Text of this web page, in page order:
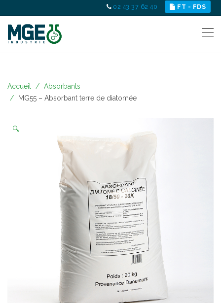
02 43 37 62 40 FT - FDS
Accueil
Absorbants
MG55 – Absorbant terre de diatomée
🔍